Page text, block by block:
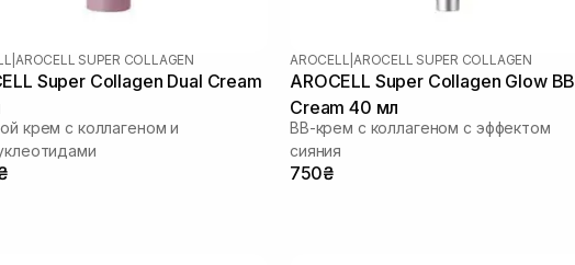
AROCELL SUPER COLLAGEN
Super Collagen Dual Cream
крем с коллагеном и
AROCELL AROCELL SUPER COLLAGEN
AROCELL Super Collagen Glow BB
Cream 40 мл
ВВ-крем с коллагеном с эффектом
сияния
750₴